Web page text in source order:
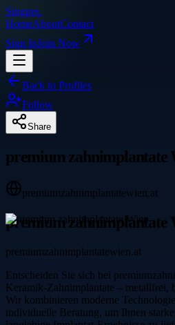
Singpre.
HomeAboutContact
Sign InJoin Now
Back to Profiles
Follow
Share
premium zahnimplantate
premiumzahnimplantatewien.at
premium zahnimplantate
premiumzahnimplantatewien.at
Entscheiden Sie sich bei
Keramik-Zahnimplantate – metallfrei,
Wir kombinieren moderne
individuelle Beratung, um Ihnen